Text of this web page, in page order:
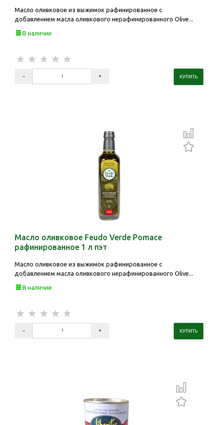
Масло оливковое из выжимок рафинированное с
добавлением масла оливкового нерафинированного Olive...
В наличии
Масло оливковое Feudo Verde Pomace
рафинированное 1 л пэт
Масло оливковое из выжимок рафинированное с
добавлением масла оливкового нерафинированного Olive...
В наличии